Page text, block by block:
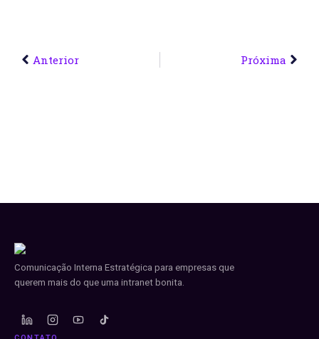
Anterior Próxima
Comunicação Interna Estratégica para empresas que
querem mais do que uma intranet bonita.